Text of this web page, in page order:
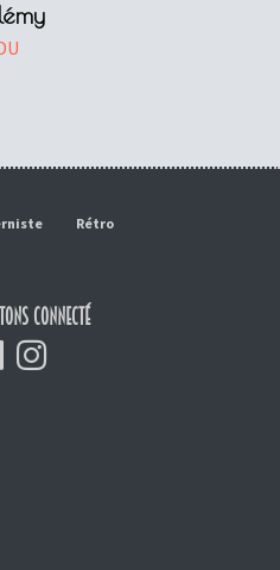
Rétro
CONNECTÉ